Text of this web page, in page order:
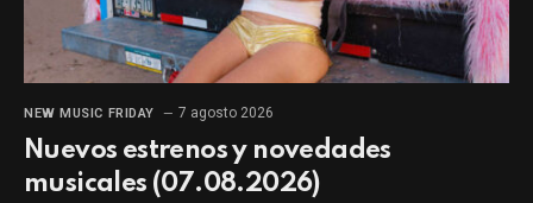
NEW MUSIC FRIDAY 7 agosto 2026
Nuevos estrenos y novedades
musicales (07.08.2026)